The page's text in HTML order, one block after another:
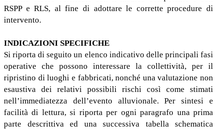
RSPP e RLS, al fine di adottare le corrette procedure di
intervento.
INDICAZIONI SPECIFICHE
Si riporta di seguito un elenco indicativo delle principali fasi
operative che possono interessare la collettività, per il
ripristino di luoghi e fabbricati, nonché una valutazione non
esaustiva dei relativi possibili rischi così come stimati
nell’immediatezza dell’evento alluvionale. Per sintesi e
facilità di lettura, si riporta per ogni paragrafo una prima
parte descrittiva ed una successiva tabella schematica